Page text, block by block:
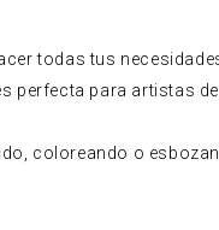
todas tus
para artistas de
coloreando o